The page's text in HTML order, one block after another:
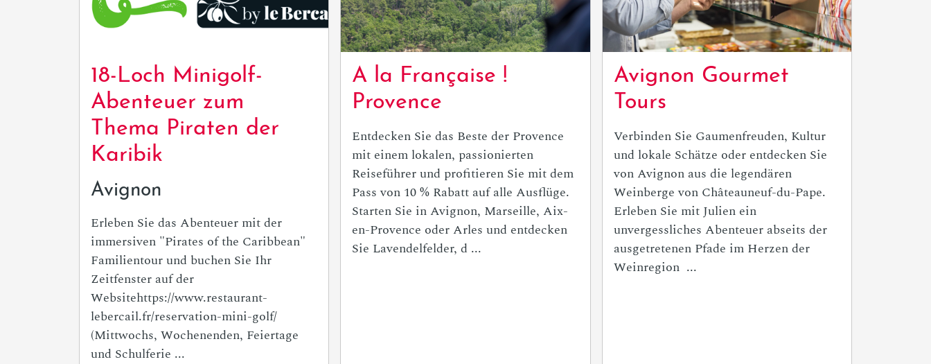
18-Loch Minigolf-
Abenteuer zum
Thema Piraten der
Karibik
Avignon
Erleben Sie das Abenteuer mit der
immersiven "Pirates of the Caribbean"
Familientour und buchen Sie Ihr
Zeitfenster auf der
Websitehttps://www.restaurant-
lebercail.fr/reservation-mini-golf/
(Mittwochs, Wochenenden, Feiertage
und Schulferie ...
A la Française !
Provence
Entdecken Sie das Beste der Provence
mit einem lokalen, passionierten
Reiseführer und profitieren Sie mit dem
Pass von 10 % Rabatt auf alle Ausflüge.
Starten Sie in Avignon, Marseille, Aix-
en-Provence oder Arles und entdecken
Sie Lavendelfelder, d ...
Avignon Gourmet
Tours
Verbinden Sie Gaumenfreuden, Kultur
und lokale Schätze oder entdecken Sie
von Avignon aus die legendären
Weinberge von Châteauneuf-du-Pape.
Erleben Sie mit Julien ein
unvergessliches Abenteuer abseits der
ausgetretenen Pfade im Herzen der
Weinregion ...